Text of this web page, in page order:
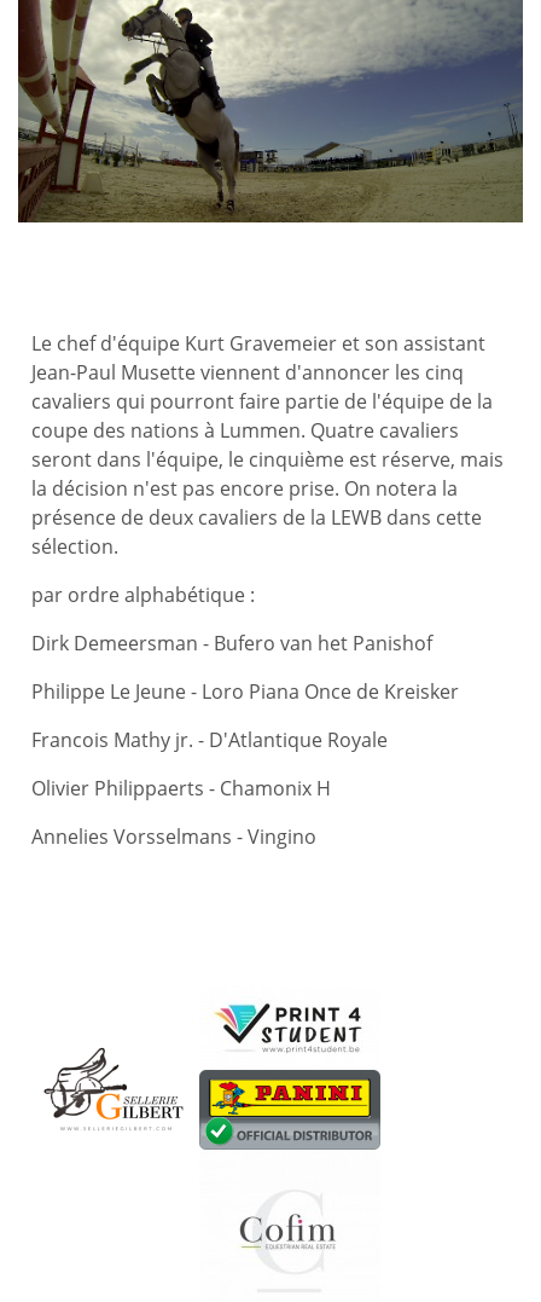
Le chef d'équipe Kurt Gravemeier et son assistant
Jean-Paul Musette viennent d'annoncer les cinq
cavaliers qui pourront faire partie de l'équipe de la
coupe des nations à Lummen. Quatre cavaliers
seront dans l'équipe, le cinquième est réserve, mais
la décision n'est pas encore prise. On notera la
présence de deux cavaliers de la LEWB dans cette
sélection.
par ordre alphabétique :
Dirk Demeersman - Bufero van het Panishof
Philippe Le Jeune - Loro Piana Once de Kreisker
Francois Mathy jr. - D'Atlantique Royale
Olivier Philippaerts - Chamonix H
Annelies Vorsselmans - Vingino